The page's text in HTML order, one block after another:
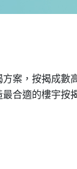
案，按揭成
合適的樓宇按